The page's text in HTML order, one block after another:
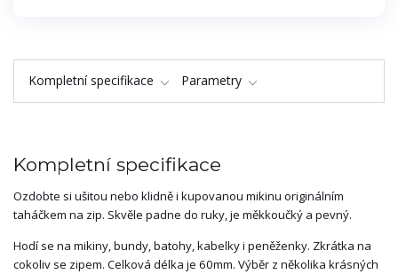
Kompletní specifikace Parametry
Kompletní specifikace
Ozdobte si ušitou nebo klidně i kupovanou mikinu originálním
taháčkem na zip. Skvěle padne do ruky, je měkkoučký a pevný.
Hodí se na mikiny, bundy, batohy, kabelky i peněženky. Zkrátka na
cokoliv se zipem. Celková délka je 60mm. Výběr z několika krásných